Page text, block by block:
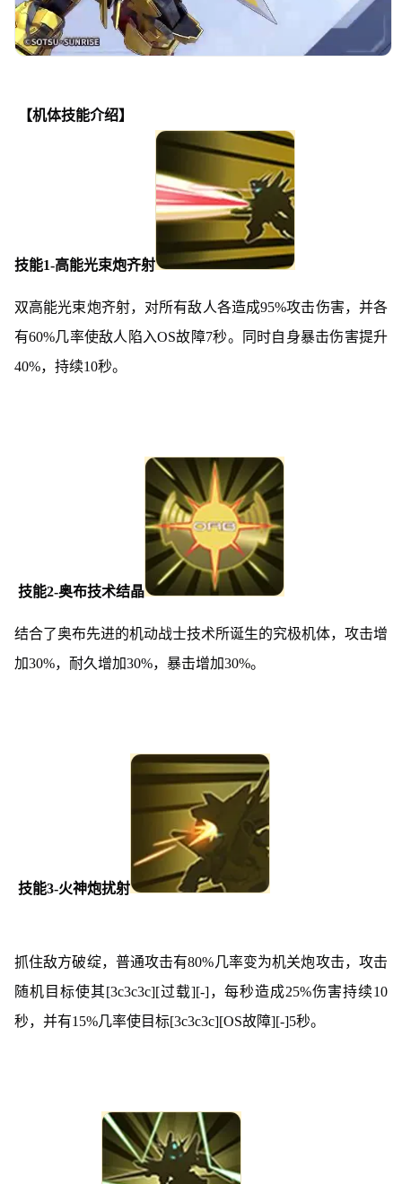
【机体技能介绍】
技能1-高能光束炮齐射
双高能光束炮齐射，对所有敌人各造成95%攻击伤害，并各
有60%几率使敌人陷入OS故障7秒。同时自身暴击伤害提升
40%，持续10秒。
技能2-奥布技术结晶
结合了奥布先进的机动战士技术所诞生的究极机体，攻击增
加30%，耐久增加30%，暴击增加30%。
技能3-火神炮扰射
抓住敌方破绽，普通攻击有80%几率变为机关炮攻击，攻击
随机目标使其[3c3c3c][过载][-]，每秒造成25%伤害持续10
秒，并有15%几率使目标[3c3c3c][OS故障][-]5秒。